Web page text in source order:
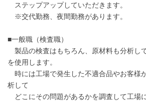
ステップアップしていただきます。
※交代勤務、夜間勤務があります。
■一般職（検査職）
製品の検査はもちろん、原材料も分析し
を使用します。
時には工場で発生した不適合品やお客様
析して
どこにその問題があるかを調査して工場